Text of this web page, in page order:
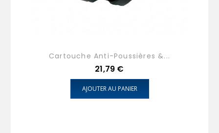
Cartouche Anti-Poussières &...
Prix
21,79 €
AJOUTER AU PANIER